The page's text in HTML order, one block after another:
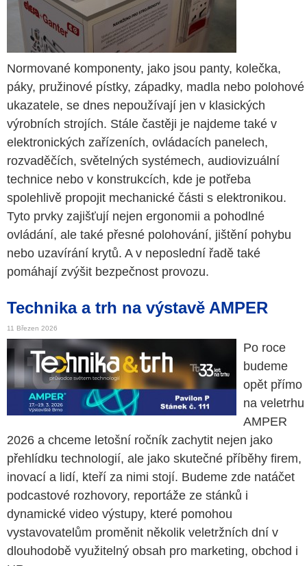
Normované komponenty, jako jsou panty, kolečka,
páky, pružinové pístky, západky, madla nebo polohové
ukazatele, se dnes nepoužívají jen v klasických
výrobních strojích. Stále častěji je najdeme také v
elektronických zařízeních, ovládacích panelech,
rozvaděčích, světelných systémech, audiovizuální
technice nebo v konstrukcích, kde je potřeba
spolehlivě propojit mechanické části s elektronikou.
Tyto prvky zajišťují nejen ergonomii a pohodlné
ovládání, ale také přesné polohování, jištění pohybu
nebo uzavírání krytů. A v neposlední řadě také
pomáhají zvýšit bezpečnost provozu.
Technika a trh na výstavě AMPER
11 Březen 2026
Po roce
budeme
opět přímo
na veletrhu
AMPER
2026 a chceme letošní ročník zachytit nejen jako
přehlídku technologií, ale jako skutečné příběhy firem,
inovací a lidí, kteří za nimi stojí. Budeme zde natáčet
podcastové rozhovory, reportáže ze stánků i
dynamické video výstupy, které pomohou
vystavovatelům proměnit několik veletržních dní v
dlouhodobě využitelný obsah pro marketing, obchod i